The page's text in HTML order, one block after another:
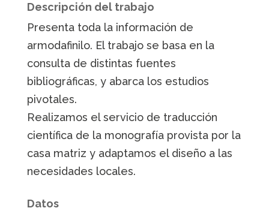
Descripción del trabajo
Presenta toda la información de
armodafinilo. El trabajo se basa en la
consulta de distintas fuentes
bibliográficas, y abarca los estudios
pivotales.
Realizamos el servicio de traducción
científica de la monografía provista por la
casa matriz y adaptamos el diseño a las
necesidades locales.
Datos